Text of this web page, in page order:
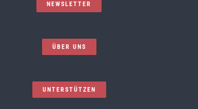
NEWSLETTER
ÜBER UNS
UNTERSTÜTZEN